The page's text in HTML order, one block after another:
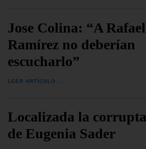
Jose Colina: “A Rafael
Ramírez no deberían
escucharlo”
LEER ARTÍCULO...
Localizada la corrupta
de Eugenia Sader